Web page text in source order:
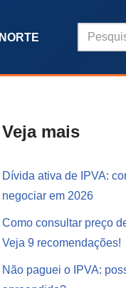
NORTE
Veja mais
Dívida ativa de IPVA:
negociar em 2026
Como consultar preço
Veja 9 recomendações!
Não paguei o IPVA: